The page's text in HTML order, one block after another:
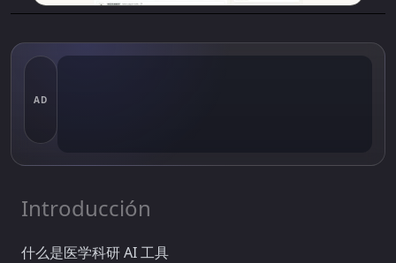
AD
Introducción
什么是医学科研 AI 工具